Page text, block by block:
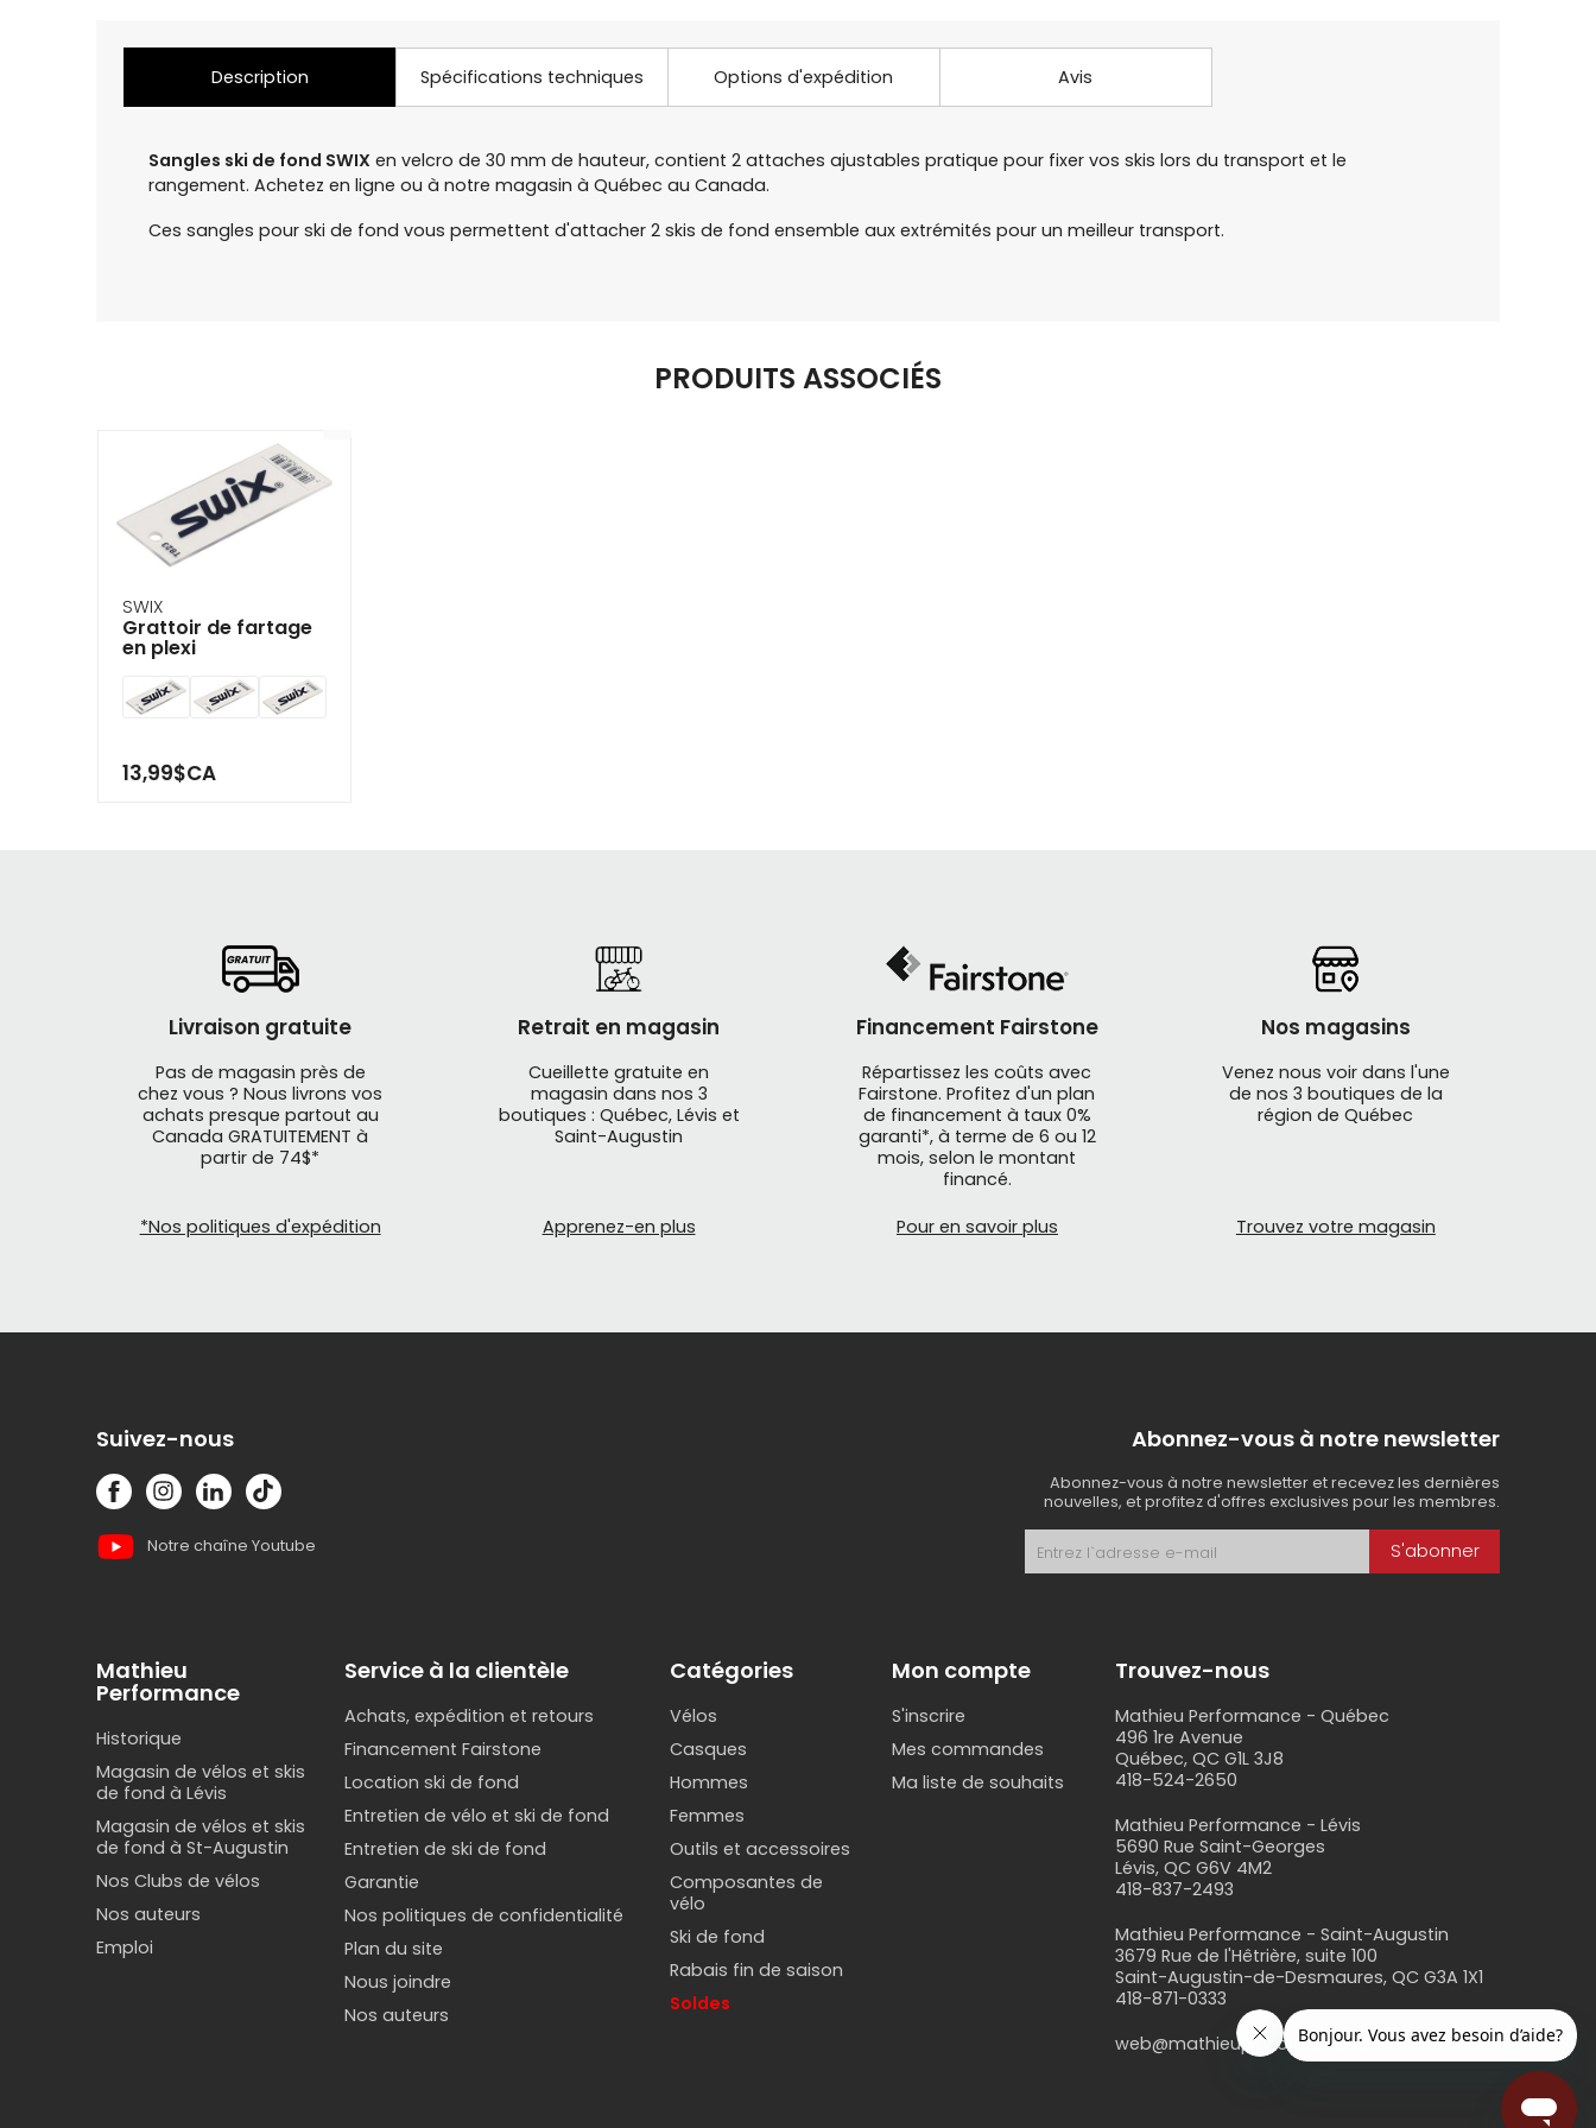
Description Spécifications techniques Options d'expédition Avis
Sangles ski de fond SWIX en velcro de 30 mm de hauteur, contient 2 attaches ajustables pratique pour fixer vos skis lors du transport et le
rangement. Achetez en ligne ou à notre magasin à Québec au Canada.
Ces sangles pour ski de fond vous permettent d'attacher 2 skis de fond ensemble aux extrémités pour un meilleur transport.
PRODUITS ASSOCIÉS
SWIX
Grattoir de fartage
en plexi
13,99$CA
Livraison gratuite
Pas de magasin près de
chez vous ? Nous livrons vos
achats presque partout au
Canada GRATUITEMENT à
partir de 74$*
*Nos politiques d'expédition
Retrait en magasin
Cueillette gratuite en
magasin dans nos 3
boutiques : Québec, Lévis et
Saint-Augustin
Apprenez-en plus
Financement Fairstone
Répartissez les coûts avec
Fairstone. Profitez d'un plan
de financement à taux 0%
garanti*, à terme de 6 ou 12
mois, selon le montant
financé.
Pour en savoir plus
Nos magasins
Venez nous voir dans l'une
de nos 3 boutiques de la
région de Québec
Trouvez votre magasin
Suivez-nous
Notre chaîne Youtube
Abonnez-vous à notre newsletter
Abonnez-vous à notre newsletter et recevez les dernières
nouvelles, et profitez d'offres exclusives pour les membres.
S'abonner
Mathieu
Performance
Historique
Magasin de vélos et skis
de fond à Lévis
Magasin de vélos et skis
de fond à St-Augustin
Nos Clubs de vélos
Nos auteurs
Emploi
Service à la clientèle
Achats, expédition et retours
Financement Fairstone
Location ski de fond
Entretien de vélo et ski de fond
Entretien de ski de fond
Garantie
Nos politiques de confidentialité
Plan du site
Nous joindre
Nos auteurs
Catégories
Vélos
Casques
Hommes
Femmes
Outils et accessoires
Composantes de
vélo
Ski de fond
Rabais fin de saison
Soldes
Mon compte
S'inscrire
Mes commandes
Ma liste de souhaits
Trouvez-nous
Mathieu Performance - Québec
496 1re Avenue
Québec, QC G1L 3J8
418-524-2650
Mathieu Performance - Lévis
5690 Rue Saint-Georges
Lévis, QC G6V 4M2
418-837-2493
Mathieu Performance - Saint-Augustin
3679 Rue de l'Hêtrière, suite 100
Saint-Augustin-de-Desmaures, QC G3A 1X1
418-871-0333
web@mathieuperformance.com